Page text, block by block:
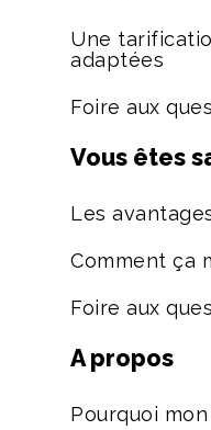
Une
adaptées
Foire aux
Vous êtes
Les
Comment ça
Foire aux
A propos
Pourquoi mon